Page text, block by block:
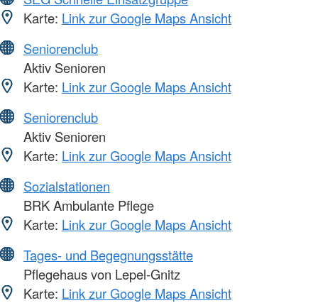
Karte: Link zur Google Maps Ansicht
Seniorenclub
Aktiv Senioren
Karte: Link zur Google Maps Ansicht
Seniorenclub
Aktiv Senioren
Karte: Link zur Google Maps Ansicht
Sozialstationen
BRK Ambulante Pflege
Karte: Link zur Google Maps Ansicht
Tages- und Begegnungsstätte
Pflegehaus von Lepel-Gnitz
Karte: Link zur Google Maps Ansicht